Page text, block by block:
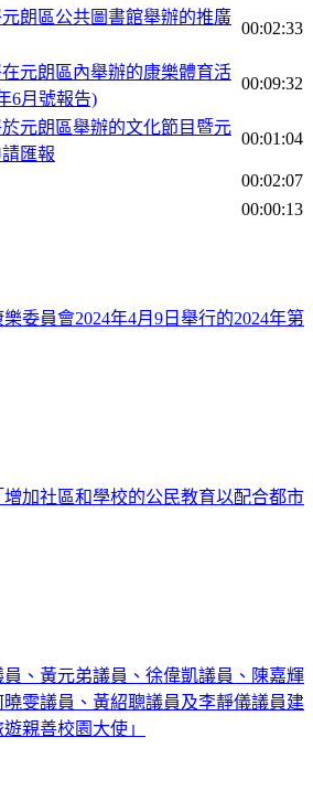
朗區公共圖書館舉辦的推廣
00:02:33
元朗區內舉辦的康樂體育活
6月號報告)
00:09:32
元朗區舉辦的文化節目暨元
匯報
00:01:04
00:02:07
00:00:13
委員會2024年4月9日舉行的2024年第
加社區和學校的公民教育以配合都市
、黃元弟議員、徐偉凱議員、陳嘉輝
雯議員、黃紹聰議員及李靜儀議員建
親善校園大使」